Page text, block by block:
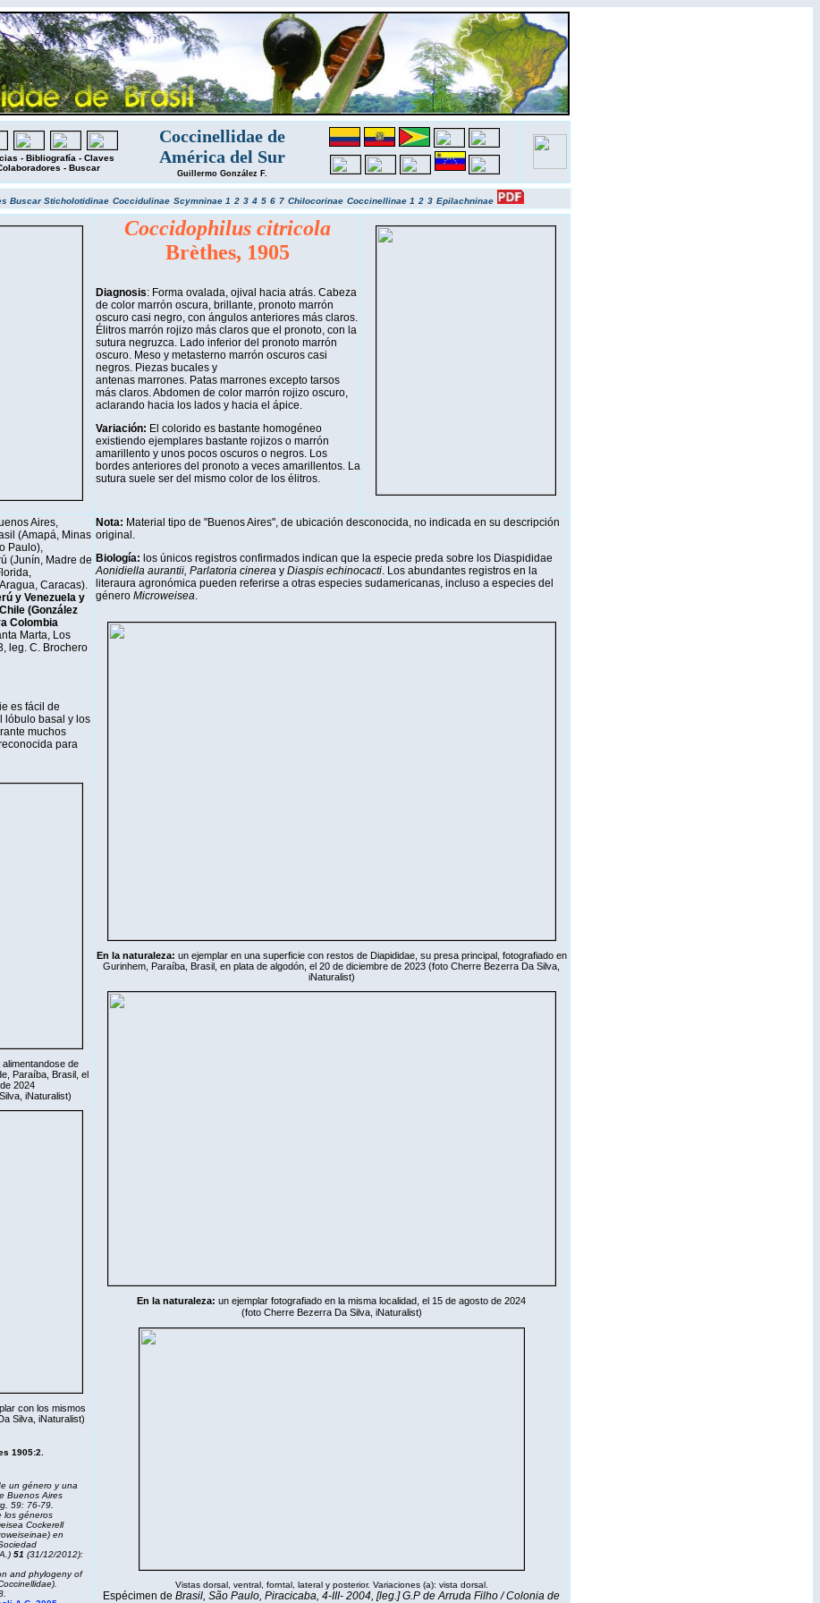
- Bibliografía - Claves
- Buscar
Coccinellidae de
América del Sur
Guillermo González F.
BuscarSticholotidinae Coccidulinae Scymninae 1 2 3 4 5 6 7 Chilocorinae Coccinellinae 1 2 3 Epilachninae
Coccidophilus citricola
Brèthes, 1905
Diagnosis: Forma ovalada, ojival hacia atrás. Cabeza
de color marrón oscura, brillante, pronoto marrón
oscuro casi negro, con ángulos anteriores más claros.
Élitros marrón rojizo más claros que el pronoto, con la
sutura negruzca. Lado inferior del pronoto marrón
oscuro. Meso y metasterno marrón oscuros casi
negros. Piezas bucales y
antenas marrones. Patas marrones excepto tarsos
más claros. Abdomen de color marrón rojizo oscuro,
aclarando hacia los lados y hacia el ápice.
Variación: El colorido es bastante homogéneo
existiendo ejemplares bastante rojizos o marrón
amarillento y unos pocos oscuros o negros. Los
bordes anteriores del pronoto a veces amarillentos. La
sutura suele ser del mismo color de los élitros.
Aires,
(Amapá, Minas
Paulo),
(Junín, Madre de
Caracas).
y Venezuela y
(González
Colombia
Marta, Los
leg. C. Brochero
es fácil de
lóbulo basal y los
muchos
para
alimentandose de
Paraíba, Brasil, el
2024
iNaturalist)
con los mismos
Silva, iNaturalist)
1905:2.
un género y una
Buenos Aires
59: 76-79.
los géneros
Cockerell
en
51 (31/12/2012):
and phylogeny of
Nota: Material tipo de "Buenos Aires", de ubicación desconocida, no indicada en su descripción
original.
Biología: los únicos registros confirmados indican que la especie preda sobre los Diaspididae
Aonidiella aurantii, Parlatoria cinereay Diaspis echinocacti. Los abundantes registros en la
literaura agronómica pueden referirse a otras especies sudamericanas, incluso a especies del
género Microweisea.
En la naturaleza: un ejemplar en una superficie con restos de Diapididae, su presa principal, fotografiado en
Gurinhem, Paraíba, Brasil, en plata de algodón, el 20 de diciembre de 2023 (foto Cherre Bezerra Da Silva,
iNaturalist)
En la naturaleza: un ejemplar fotografiado en la misma localidad, el 15 de agosto de 2024
(foto Cherre Bezerra Da Silva, iNaturalist)
Vistas dorsal, ventral, forntal, lateral y posterior. Variaciones (a): vista dorsal.
Espécimen de Brasil, São Paulo, Piracicaba, 4-III- 2004, [leg.] G.P de Arruda Filho / Colonia de